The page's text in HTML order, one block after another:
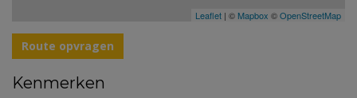
Leaflet | © Mapbox ©OpenStreetMap
Route opvragen
Kenmerken